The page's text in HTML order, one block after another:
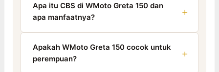
Apa itu CBS di WMoto Greta 150 dan
apa manfaatnya?
Apakah WMoto Greta 150 cocok untuk
perempuan?